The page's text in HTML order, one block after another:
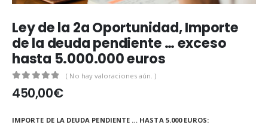
Ley de la 2a Oportunidad, Importe
de la deuda pendiente … exceso
hasta 5.000.000 euros
out of 5
( No hay valoraciones aún. )
450,00€
IMPORTE DE LA DEUDA PENDIENTE … HASTA 5.000 EUROS